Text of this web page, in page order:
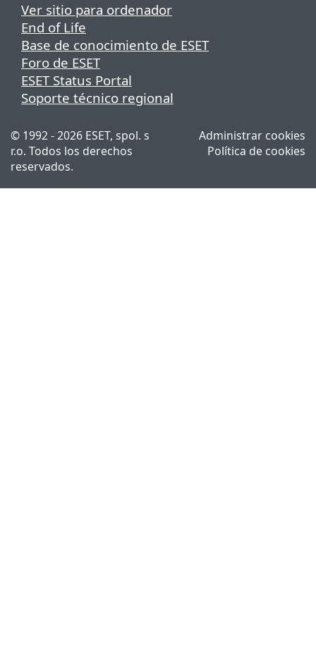
Ver sitio para ordenador
End of Life
Base de conocimiento de ESET
Foro de ESET
ESET Status Portal
Soporte técnico regional
© 1992 - 2026 ESET, spol. s
r.o. Todos los derechos
reservados.
Administrar cookies
Política de cookies